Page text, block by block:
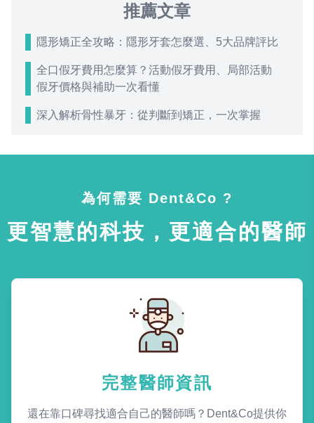
推薦文章
隱形矯正全攻略：隱形牙套怎麼選、5大品牌評比
全口假牙費用怎麼算？活動假牙費用、局部活動
假牙價格與補助一次看懂
深入解析骨性暴牙：從判斷到矯正，一次掌握
為何需要 Dent&Co ?
更智慧的科技，更適合的醫師
完整醫師資訊
還在靠口碑尋找適合自己的醫師嗎？Dent&Co提供你